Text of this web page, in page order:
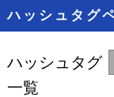
ハッシュタグ
ハッシュタグ
一覧